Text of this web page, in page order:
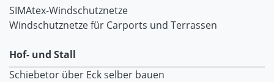
SIMAtex-Windschutznetze
Windschutznetze für Carports und Terrassen
Hof- und Stall
Schiebetor über Eck selber bauen